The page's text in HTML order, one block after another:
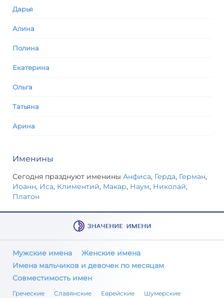
Дарья
Алина
Полина
Екатерина
Ольга
Татьяна
Арина
Именины
Сегодня празднуют именины Анфиса, Герда, Герман,
Иоанн, Иса, Климентий, Макар, Наум, Николай,
Платон
Мужские имена
Женские имена
Имена мальчиков и девочек по месяцам
Совместимость имен
Греческие Славянские Еврейские Шумерские